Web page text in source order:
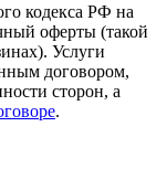
кодекса РФ на
оферты (такой
Услуги
договором,
сторон, а
.